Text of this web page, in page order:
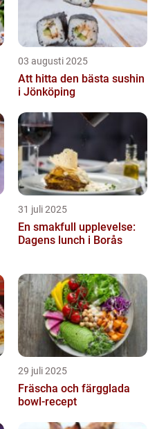
03 augusti 2025
Att hitta den bästa sushin
i Jönköping
31 juli 2025
En smakfull upplevelse:
Dagens lunch i Borås
29 juli 2025
Fräscha och färgglada
bowl-recept